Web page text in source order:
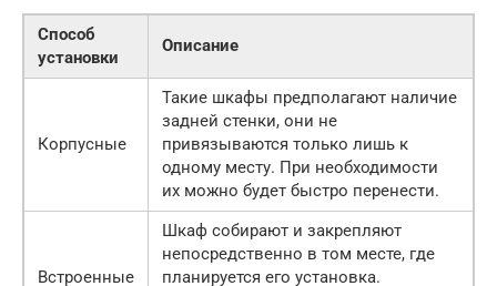
Способ
установки
Описание
Корпусные
Такие шкафы предполагают наличие
задней стенки, они не
привязываются только лишь к
одному месту. При необходимости
их можно будет быстро перенести.
Встроенные
Шкаф собирают и закрепляют
непосредственно в том месте, где
планируется его установка.